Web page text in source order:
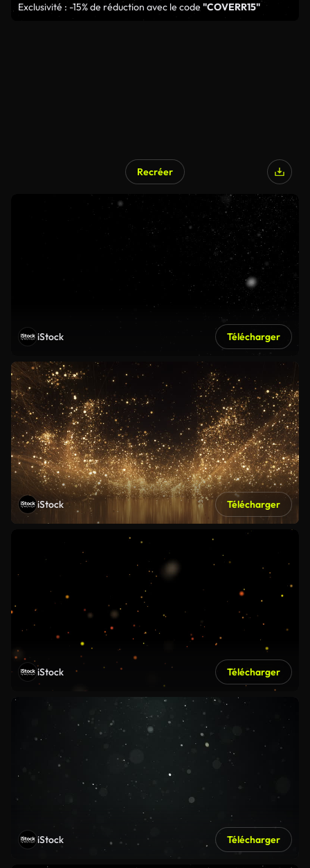
Exclusivité : -15% de réduction avec le code "COVERR15"
Recréer
iStock Télécharger
iStock Télécharger
iStock Télécharger
iStock Télécharger